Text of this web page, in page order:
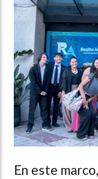
En este